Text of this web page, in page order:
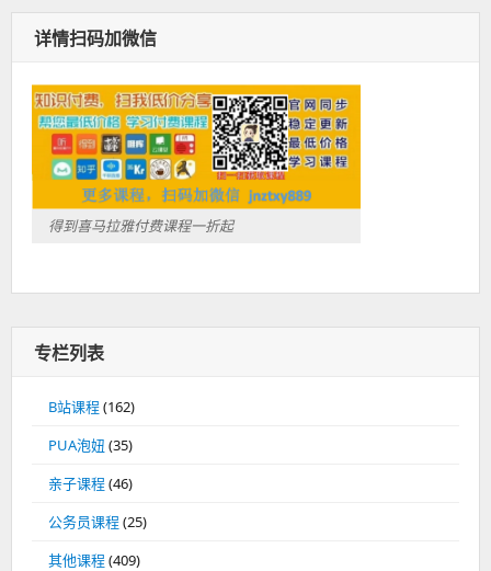
详情扫码加微信
得到喜马拉雅付费课程一折起
专栏列表
B站课程(162)
PUA泡妞 (35)
亲子课程(46)
公务员课程(25)
其他课程(409)